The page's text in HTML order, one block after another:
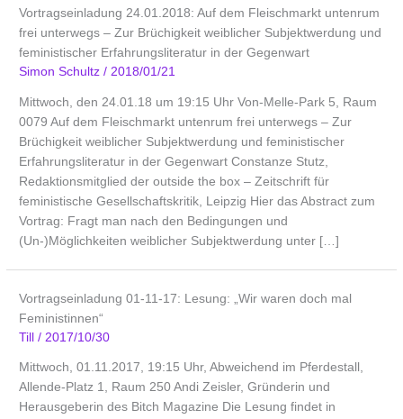
Vortragseinladung 24.01.2018: Auf dem Fleischmarkt untenrum
frei unterwegs – Zur Brüchigkeit weiblicher Subjektwerdung und
feministischer Erfahrungsliteratur in der Gegenwart
Simon Schultz/2018/01/21
Mittwoch, den 24.01.18 um 19:15 Uhr Von-Melle-Park 5, Raum
0079 Auf dem Fleischmarkt untenrum frei unterwegs – Zur
Brüchigkeit weiblicher Subjektwerdung und feministischer
Erfahrungsliteratur in der Gegenwart Constanze Stutz,
Redaktionsmitglied der outside the box – Zeitschrift für
feministische Gesellschaftskritik, Leipzig Hier das Abstract zum
Vortrag: Fragt man nach den Bedingungen und
(Un-)Möglichkeiten weiblicher Subjektwerdung unter […]
Vortragseinladung 01-11-17: Lesung: „Wir waren doch mal
Feministinnen“
Till/ 2017/10/30
Mittwoch, 01.11.2017, 19:15 Uhr, Abweichend im Pferdestall,
Allende-Platz 1, Raum 250 Andi Zeisler, Gründerin und
Herausgeberin des Bitch Magazine Die Lesung findet in